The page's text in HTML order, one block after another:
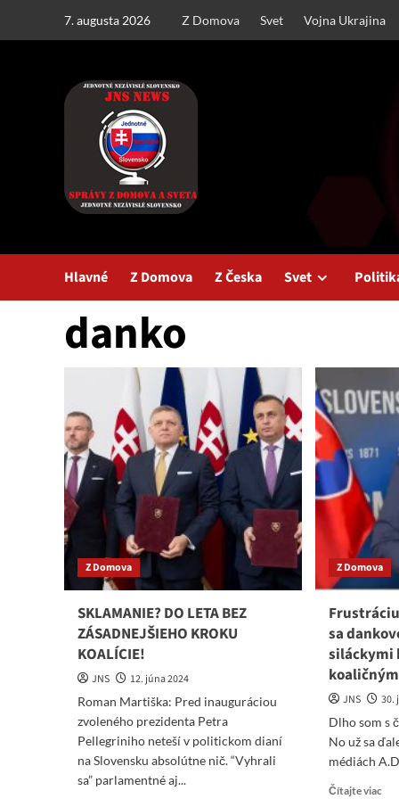
7. augusta 2026 Z Domova Svet Vojna Ukrajina
Hlavné Z Domova Z Česka Svet
danko
Z Domova
SKLAMANIE? DO LETA BEZ
ZÁSADNEJŠIEHO KROKU
KOALÍCIE!
JNS
12. júna 2024
Roman Martiška: Pred inauguráciou
zvoleného prezidenta Petra
Pellegriniho neteší v politickom dianí
na Slovensku absolútne nič. “Vyhrali
sa” parlamentné aj...
Z Domova
sa
siláckymi
JNS
30.
Dlho som s
No už sa
médiách
Čítajte viac